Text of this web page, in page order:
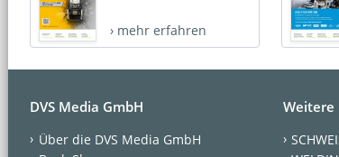
› mehr erfahren
DVS Media GmbH
Über die DVS Media GmbH
Weitere